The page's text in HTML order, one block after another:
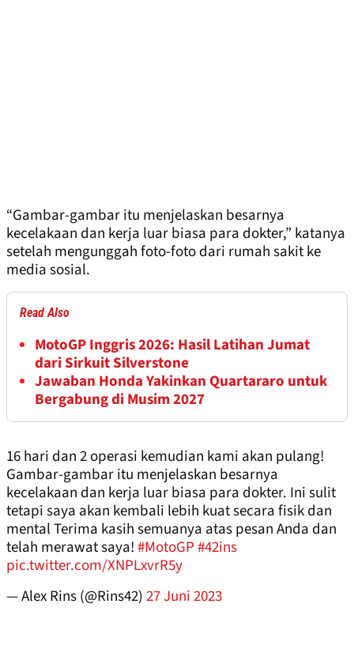
“Gambar-gambar itu menjelaskan besarnya
kecelakaan dan kerja luar biasa para dokter,” katanya
setelah mengunggah foto-foto dari rumah sakit ke
media sosial.
Read Also
MotoGP Inggris 2026: Hasil Latihan Jumat
dari Sirkuit Silverstone
Jawaban Honda Yakinkan Quartararo untuk
Bergabung di Musim 2027
16 hari dan 2 operasi kemudian kami akan pulang!
Gambar-gambar itu menjelaskan besarnya
kecelakaan dan kerja luar biasa para dokter. Ini sulit
tetapi saya akan kembali lebih kuat secara fisik dan
mental Terima kasih semuanya atas pesan Anda dan
telah merawat saya!#MotoGP#42ins
pic.twitter.com/XNPLxvrR5y
— Alex Rins (@Rins42)27 Juni 2023